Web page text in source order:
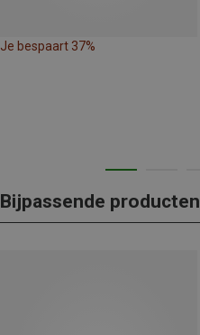
Je bespaart 37%
Bijpassende producten